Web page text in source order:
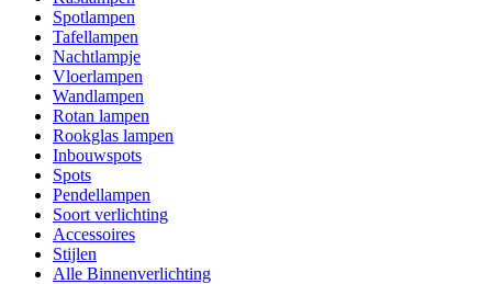
Spotlampen
Tafellampen
Nachtlampje
Vloerlampen
Wandlampen
Rotan lampen
Rookglas lampen
Inbouwspots
Spots
Pendellampen
Soort verlichting
Accessoires
Stijlen
Alle Binnenverlichting